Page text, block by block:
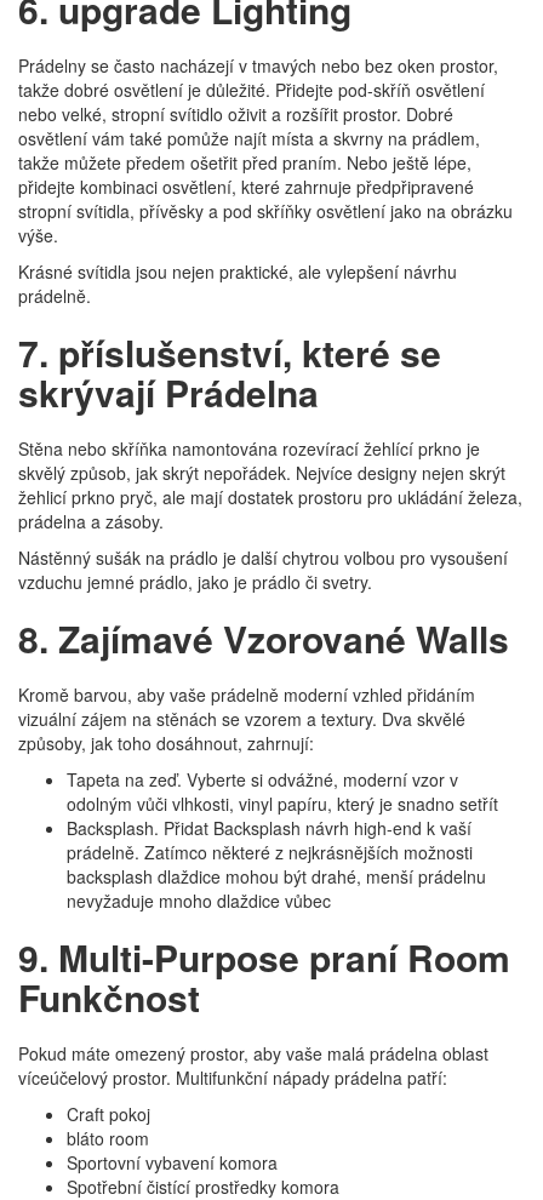
Prádelny se často nacházejí v tmavých nebo bez oken prostor,
takže dobré osvětlení je důležité. Přidejte pod-skříň osvětlení
nebo velké, stropní svítidlo oživit a rozšířit prostor. Dobré
osvětlení vám také pomůže najít místa a skvrny na prádlem,
takže můžete předem ošetřit před praním. Nebo ještě lépe,
přidejte kombinaci osvětlení, které zahrnuje předpřipravené
stropní svítidla, přívěsky a pod skříňky osvětlení jako na obrázku
výše.
Krásné svítidla jsou nejen praktické, ale vylepšení návrhu
prádelně.
7. příslušenství, které se
skrývají Prádelna
Stěna nebo skříňka namontována rozevírací žehlící prkno je
skvělý způsob, jak skrýt nepořádek. Nejvíce designy nejen skrýt
žehlicí prkno pryč, ale mají dostatek prostoru pro ukládání železa,
prádelna a zásoby.
Nástěnný sušák na prádlo je další chytrou volbou pro vysoušení
vzduchu jemné prádlo, jako je prádlo či svetry.
8. Zajímavé Vzorované Walls
Kromě barvou, aby vaše prádelně moderní vzhled přidáním
vizuální zájem na stěnách se vzorem a textury. Dva skvělé
způsoby, jak toho dosáhnout, zahrnují:
Tapeta na zeď. Vyberte si odvážné, moderní vzor v
odolným vůči vlhkosti, vinyl papíru, který je snadno setřít
Backsplash. Přidat Backsplash návrh high-end k vaší
prádelně. Zatímco některé z nejkrásnějších možnosti
backsplash dlaždice mohou být drahé, menší prádelnu
nevyžaduje mnoho dlaždice vůbec
9. Multi-Purpose praní Room
Funkčnost
Pokud máte omezený prostor, aby vaše malá prádelna oblast
víceúčelový prostor. Multifunkční nápady prádelna patří:
Craft pokoj
bláto room
Sportovní vybavení komora
Spotřební čistící prostředky komora